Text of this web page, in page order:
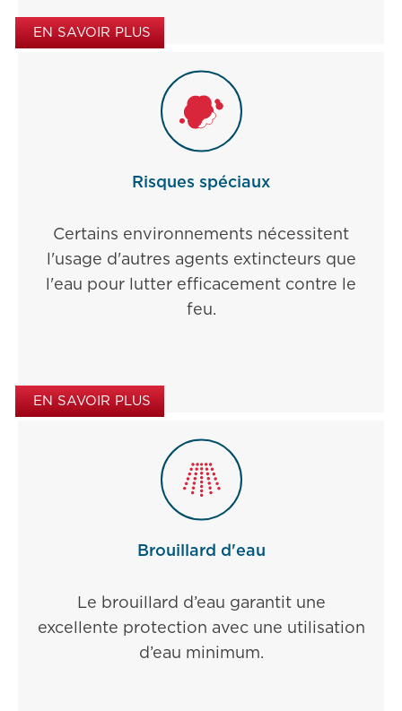
EN SAVOIR PLUS
Risques spéciaux
Certains environnements nécessitent
l'usage d'autres agents extincteurs que
l'eau pour lutter efficacement contre le
feu.
EN SAVOIR PLUS
Brouillard d'eau
Le brouillard d’eau garantit une
excellente protection avec une utilisation
d’eau minimum.